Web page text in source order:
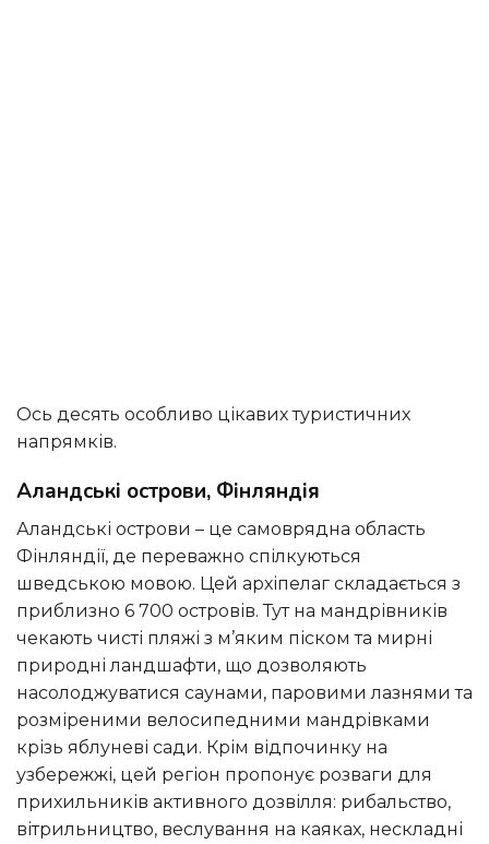
Ось десять особливо цікавих туристичних
напрямків.
Аландські острови, Фінляндія
Аландські острови – це самоврядна область
Фінляндії, де переважно спілкуються
шведською мовою. Цей архіпелаг складається з
приблизно 6 700 островів. Тут на мандрівників
чекають чисті пляжі з м’яким піском та мирні
природні ландшафти, що дозволяють
насолоджуватися саунами, паровими лазнями та
розміреними велосипедними мандрівками
крізь яблуневі сади. Крім відпочинку на
узбережжі, цей регіон пропонує розваги для
прихильників активного дозвілля: рибальство,
вітрильництво, веслування на каяках, нескладні